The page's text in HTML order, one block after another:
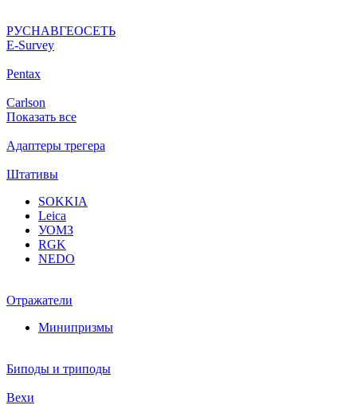
РУСНАВГЕОСЕТЬ
Е-Survey
Pentax
Carlson
Показать все
Адаптеры трегера
Штативы
SOKKIA
Leica
УОМЗ
RGK
NEDO
Отражатели
Минипризмы
Биподы и триподы
Вехи